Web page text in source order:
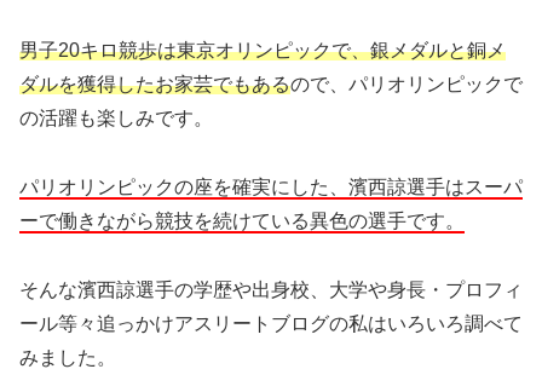
男子20キロ競歩は東京オリンピックで、銀メダルと銅メ
ダルを獲得したお家芸でもあるので、パリオリンピックで
の活躍も楽しみです。
パリオリンピックの座を確実にした、濱西諒選手はスーパ
ーで働きながら競技を続けている異色の選手です。
そんな濱西諒選手の学歴や出身校、大学や身長・プロフィ
ール等々追っかけアスリートブログの私はいろいろ調べて
みました。